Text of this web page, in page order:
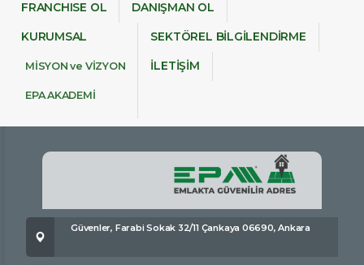
FRANCHISE OL DANIŞMAN OL
KURUMSAL
MİSYON ve VİZYON
EPA AKADEMİ
SEKTÖREL BİLGİLENDİRME
İLETİŞİM
Güvenler, Farabi Sokak 32/11 Çankaya 06690, Ankara